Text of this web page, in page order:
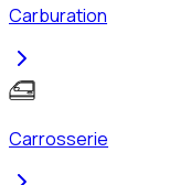
Carburation
Carrosserie